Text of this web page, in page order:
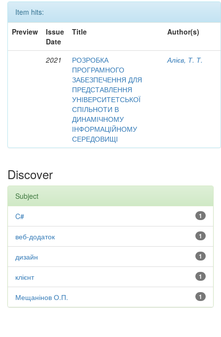
Item hits:
Preview
Issue
Date
Title Author(s)
2021
РОЗРОБКА
ПРОГРАМНОГО
ЗАБЕЗПЕЧЕННЯ ДЛЯ
ПРЕДСТАВЛЕННЯ
УНІВЕРСИТЕТСЬКОЇ
СПІЛЬНОТИ В
ДИНАМІЧНОМУ
ІНФОРМАЦІЙНОМУ
СЕРЕДОВИЩІ
Алієв, Т. Т.
Discover
Subject
1
C#
1
веб-додаток
1
дизайн
1
клієнт
1
Мещанінов О.П.